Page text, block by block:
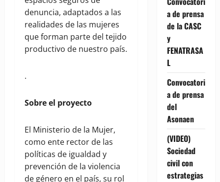
denuncia, adaptados a las
realidades de las mujeres
que forman parte del tejido
productivo de nuestro país.
.
Sobre el proyecto
El Ministerio de la Mujer,
como ente rector de las
políticas de igualdad y
prevención de la violencia
de género en el país, su rol
a de prensa
de la CASC
y
FENATRASA
L
Convocatori
a de prensa
del
Asonaen
(VIDEO)
Sociedad
civil con
estrategias